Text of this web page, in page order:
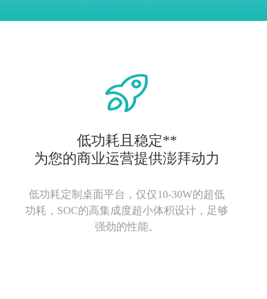
低功耗且稳定**
为您的商业运营提供澎拜动力
低功耗定制桌面平台，仅仅10-30W的超低
功耗，SOC的高集成度超小体积设计，足够
强劲的性能。